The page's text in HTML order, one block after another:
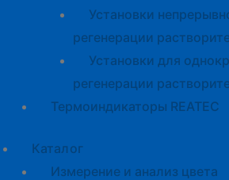
Установки
регенерации
Установки для
регенерации
Термоиндикаторы REATEC
Каталог
Измерение и анализ цвета